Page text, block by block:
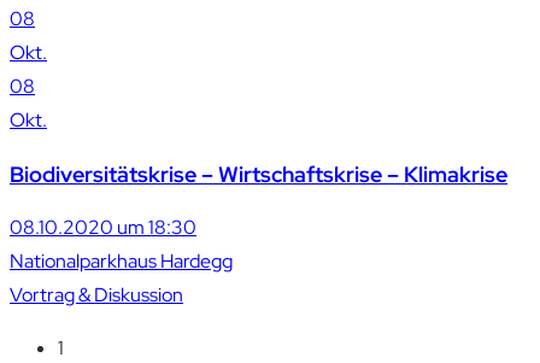
08
Okt.
08
Okt.
Biodiversitätskrise – Wirtschaftskrise – Klimakrise
08.10.2020 um 18:30
Nationalparkhaus Hardegg
Vortrag & Diskussion
1